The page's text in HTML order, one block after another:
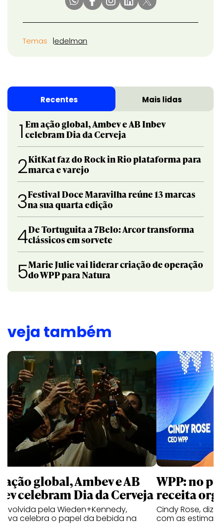
Temas edelman
Recentes Mais lidas
1 Em ação global, Ambev e AB Inbev
celebram Dia da Cerveja
2KitKat faz do Rock in Rio plataforma para
marca e varejo
3Festival Doce Maravilha reúne 13 marcas
na sua quarta edição
4De Tortuguita a 7Belo: Arcor transforma
clássicos em sorvete
5Marie Julie vai liderar criação de operação
do WPP para Natura
veja também
ação global, Ambev e AB
celebram Dia da Cerveja
pela Wieden+Kennedy,
celebra o papel da bebida na
WPP: no
receita
Cindy Rose, diz
com as